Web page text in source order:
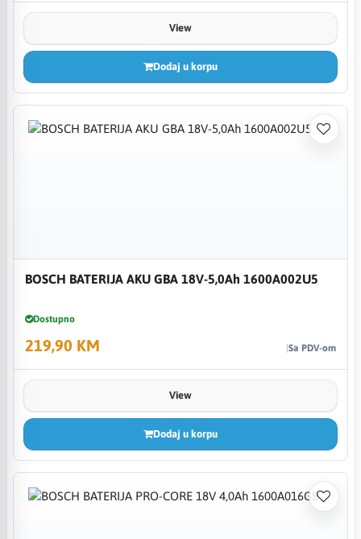
View
Dodaj u korpu
BOSCH BATERIJA AKU GBA 18V-5,0Ah 1600A002U5
Dostupno
219,90 KM Sa PDV-om
View
Dodaj u korpu